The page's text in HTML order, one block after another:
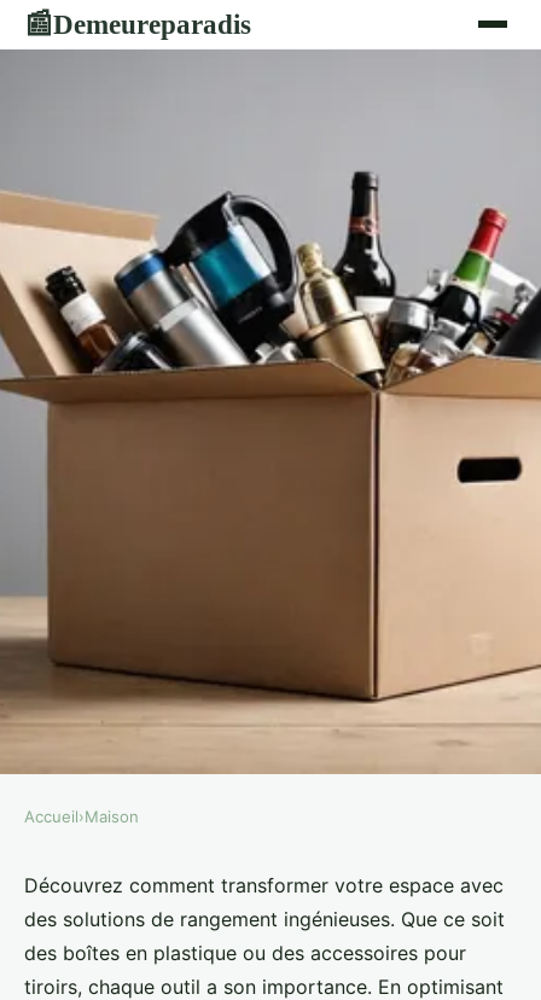
📰Demeureparadis
Découvrez des solutions de
rangement : boîte et accessoires
essentiels
Accueil›Maison
Découvrez comment transformer votre espace avec
des solutions de rangement ingénieuses. Que ce soit
des boîtes en plastique ou des accessoires pour
tiroirs, chaque outil a son importance. En optimisant